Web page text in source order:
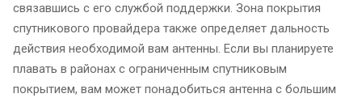
связавшись с его службой поддержки. Зона покрытия
спутникового провайдера также определяет дальность
действия необходимой вам антенны. Если вы планируете
плавать в районах с ограниченным спутниковым
покрытием, вам может понадобиться антенна с большим